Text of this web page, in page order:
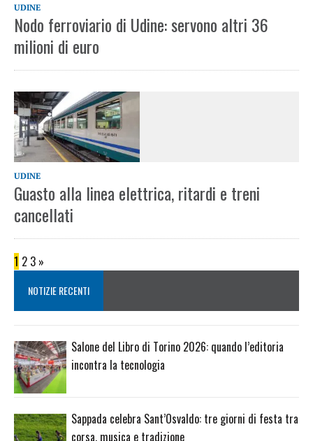
UDINE
Nodo ferroviario di Udine: servono altri 36
milioni di euro
UDINE
Guasto alla linea elettrica, ritardi e treni
cancellati
1 2 3 »
NOTIZIE RECENTI
Salone del Libro di Torino 2026: quando l’editoria
incontra la tecnologia
Sappada celebra Sant’Osvaldo: tre giorni di festa tra
corsa, musica e tradizione